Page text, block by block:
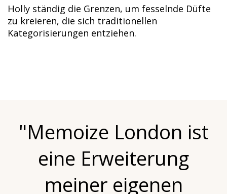
Holly ständig die Grenzen, um fesselnde Düfte
zu kreieren, die sich traditionellen
Kategorisierungen entziehen.
"Memoize London ist
eine Erweiterung
meiner eigenen